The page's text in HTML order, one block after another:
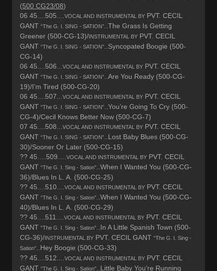
(500 CG23/08)
06 45....505....
VOCAL AND INSTRUMENTAL BY PVT. CECIL
GANT “The G. I. SING - SATION”
..The Grass Is Getting
Greener (500-CG-13)/INSTRUMENTAL BY PVT. CECIL
GANT “The G. I. SING - SATION”
..Syncopated Boogie (500-
CG-14)
06 45....506...
VOCAL AND INSTRUMENTAL BY PVT. CECIL
GANT “The G. I. SING - SATION”
..Are You Ready (500-CG-
19)/I’m Tired (500-CG-20)
06 45....507...
VOCAL AND INSTRUMENTAL BY PVT. CECIL
GANT “The G. I. SING - SATION”
..You’re Going To Cry (500-
CG-4)/Cecil Knows Better Now (500-CG-7)
07 45....508...
VOCAL AND INSTRUMENTAL BY PVT. CECIL
GANT “The G. I. SING - SATION”
..Lost Baby Blues (500-CG-
30)/Sooner Or Later (500-CG-15)
?? 45….509….
VOCAL AND INSTRUMENTAL BY PVT. CECIL
GANT “The G. I. Sing - Sation”
..When I Wanted You (500-CG-
36)/Blues In L. A. (500-CG-25)
?? 45....510....
VOCAL AND INSTRUMENTAL BY PVT. CECIL
GANT “The G. I. Sing - Sation”
..When I Wanted You (500-CG-
40)/Blues In L. A. (500-CG-29)
?? 45....511....
VOCAL AND INSTRUMENTAL BY PVT. CECIL
GANT “The G. I. Sing - Sation”
..In A Little Spanish Town (500-
CG-36)/INSTRUMENTAL BY PVT. CECIL GANT “The G. I. Sing -
Sation”
..Hey Boogie (500-CG-33)
?? 45....512....
VOCAL AND INSTRUMENTAL BY PVT. CECIL
GANT “The G. I. Sing - Sation”
..Little Baby You’re Running